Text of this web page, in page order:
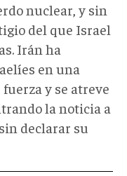
nuclear, y sin
del que Israel
Irán ha
en una
y se atreve
la noticia a
declarar su